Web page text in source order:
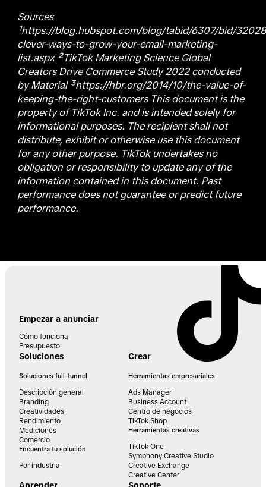
Sources
¹https://blog.hubspot.com/blog/tabid/6307/bid/
clever-ways-to-grow-your-email-marketing-
list.aspx ²TikTok Marketing Science Global
Creators Drive Commerce Study 2022 conducted
by Material ³https://hbr.org/2014/10/the-value-of-
keeping-the-right-customers This document is the
property of TikTok Inc. and is intended solely for
informational purposes. The recipient shall not
distribute, exhibit or otherwise use this document
for any other purpose. TikTok undertakes no
obligation or responsibility to update any of the
information contained in this document. Past
performance does not guarantee or predict future
performance.
Empezar a anunciar
Cómo funciona
Presupuesto
Soluciones
Soluciones full-funnel
Descripción general
Branding
Creatividades
Rendimiento
Mediciones
Comercio
Encuentra tu solución
Por industria
Crear
Herramientas empresariales
Ads Manager
Business Account
Centro de negocios
TikTok Shop
Herramientas creativas
TikTok One
Symphony Creative Studio
Creative Exchange
Creative Center